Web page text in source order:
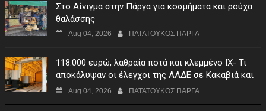
Στο Αίνιγμα στην Πάργα για κοσμήματα και ρούχα
θαλάσσης
Aug 04, 2026 ΠΑΤΑΤΟΥΚΟΣ ΠΑΡΓΑ
118.000 ευρώ, λαθραία ποτά και κλεμμένο ΙΧ- Τι
αποκάλυψαν οι έλεγχοι της ΑΑΔΕ σε Κακαβιά και
Μαυρομάτι
Aug 04, 2026 ΠΑΤΑΤΟΥΚΟΣ ΠΑΡΓΑ